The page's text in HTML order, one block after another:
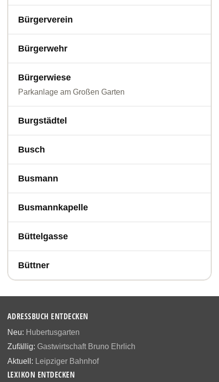
Bürgerverein
Bürgerwehr
Bürgerwiese
Parkanlage am Großen Garten
Burgstädtel
Busch
Busmann
Busmannkapelle
Büttelgasse
Büttner
ADRESSBUCH ENTDECKEN
Neu: Hubertusgarten
Zufällig: Gastwirtschaft Bruno Ehrlich
Aktuell: Leipziger Bahnhof
LEXIKON ENTDECKEN